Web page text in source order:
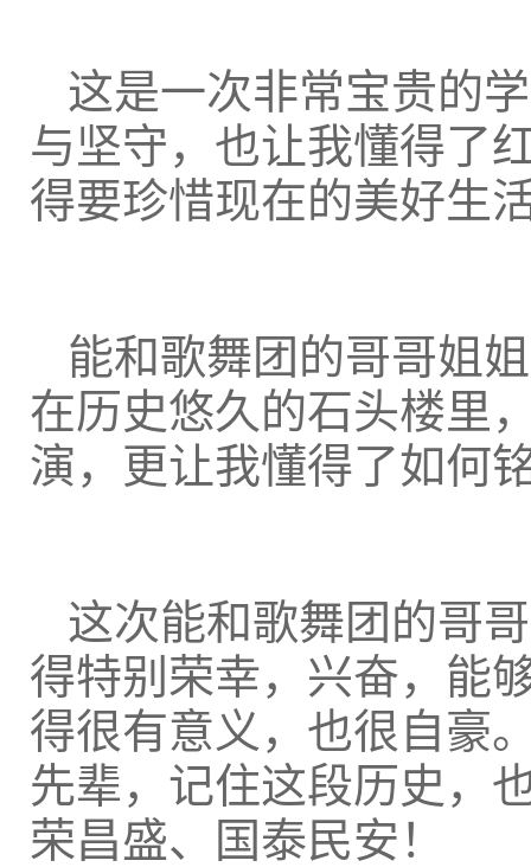
这是一次非常宝贵的
与坚守，也让我懂得了
得要珍惜现在的美好生
能和歌舞团的哥哥姐
在历史悠久的石头楼里
演，更让我懂得了如何
这次能和歌舞团的哥
得特别荣幸，兴奋，能
得很有意义，也很自豪
先辈，记住这段历史，
荣昌盛、国泰民安！